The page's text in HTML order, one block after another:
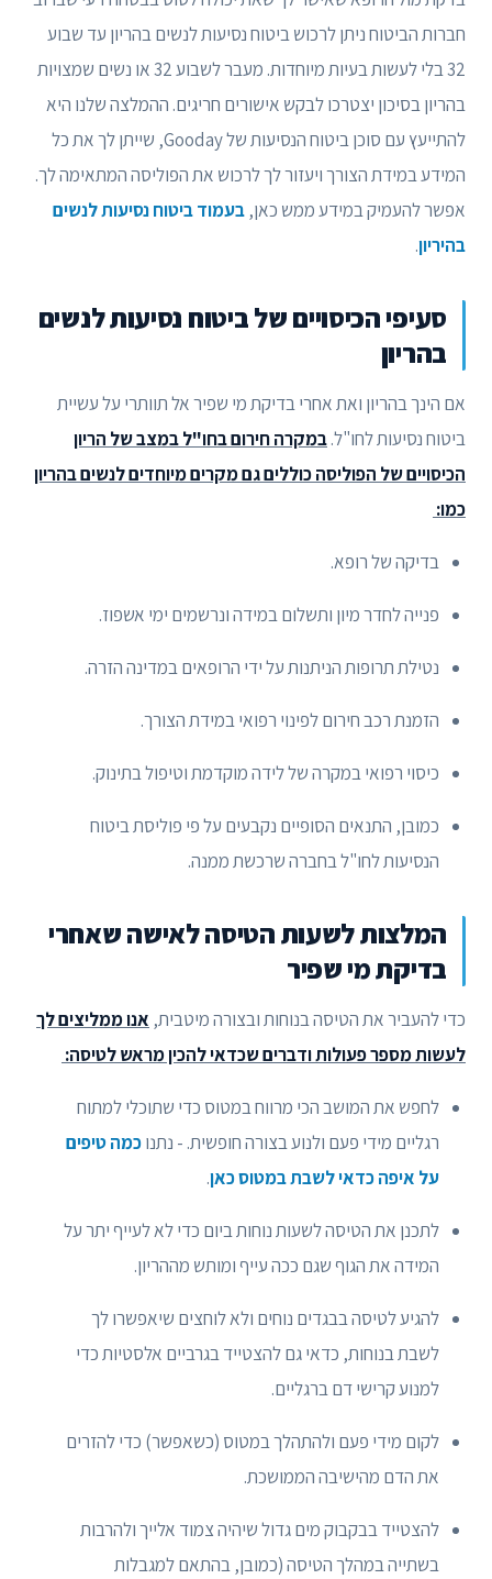
חברות הביטוח ניתן לרכוש ביטוח נסיעות לנשים בהריון עד שבוע
32 בלי לעשות בעיות מיוחדות. מעבר לשבוע 32 או נשים שמצויות
בהריון בסיכון יצטרכו לבקש אישורים חריגים. ההמלצה שלנו היא
להתייעץ עם סוכן ביטוח הנסיעות של Gooday, שייתן לך את כל
המידע במידת הצורך ויעזור לך לרכוש את הפוליסה המתאימה לך.
אפשר להעמיק במידע ממש כאן, בעמוד ביטוח נסיעות לנשים
בהיריון.
סעיפי הכיסויים של ביטוח נסיעות לנשים
בהריון
אם הינך בהריון ואת אחרי בדיקת מי שפיר אל תוותרי על עשיית
ביטוח נסיעות לחו"ל.במקרה חירום בחו"ל במצב של הריון
הכיסויים של הפוליסה כוללים גם מקרים מיוחדים לנשים בהריון
כמו:
בדיקה של רופא.
פנייה לחדר מיון ותשלום במידה ונרשמים ימי אשפוז.
נטילת תרופות הניתנות על ידי הרופאים במדינה הזרה.
הזמנת רכב חירום לפינוי רפואי במידת הצורך.
כיסוי רפואי במקרה של לידה מוקדמת וטיפול בתינוק.
כמובן, התנאים הסופיים נקבעים על פי פוליסת ביטוח
הנסיעות לחו"ל בחברה שרכשת ממנה.
המלצות לשעות הטיסה לאישה שאחרי
בדיקת מי שפיר
כדי להעביר את הטיסה בנוחות ובצורה מיטבית, אנו ממליצים לך
לעשות מספר פעולות ודברים שכדאי להכין מראש לטיסה:
לחפש את המושב הכי מרווח במטוס כדי שתוכלי למתוח
רגליים מידי פעם ולנוע בצורה חופשית. - נתנוכמה טיפים
על איפה כדאי לשבת במטוס כאן.
לתכנן את הטיסה לשעות נוחות ביום כדי לא לעייף יתר על
המידה את הגוף שגם ככה עייף ומותש מההריון.
להגיע לטיסה בבגדים נוחים ולא לוחצים שיאפשרו לך
לשבת בנוחות, כדאי גם להצטייד בגרביים אלסטיות כדי
למנוע קרישי דם ברגליים.
לקום מידי פעם ולהתהלך במטוס (כשאפשר) כדי להזרים
את הדם מהישיבה הממושכת.
להצטייד בבקבוק מים גדול שיהיה צמוד אלייך ולהרבות
בשתייה במהלך הטיסה (כמובן, בהתאם למגבלות